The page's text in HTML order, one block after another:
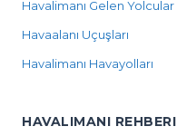
Havalimanı Gelen Yolcular
Havaalanı Uçuşları
Havalimanı Havayolları
HAVALIMANI REHBERI